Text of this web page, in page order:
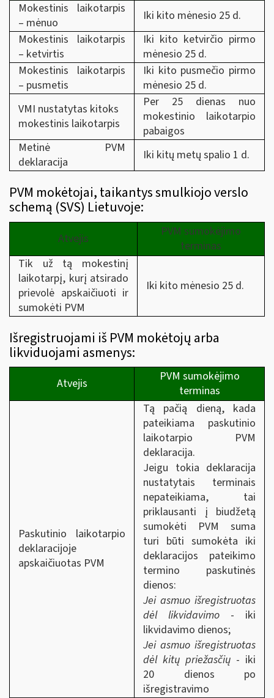
Mokestinis laikotarpis
– mėnuo
Iki kito mėnesio 25 d.
Mokestinis laikotarpis
– ketvirtis
Iki kito ketvirčio pirmo
mėnesio 25 d.
Mokestinis laikotarpis
– pusmetis
Iki kito pusmečio pirmo
mėnesio 25 d.
VMI nustatytas kitoks
mokestinis laikotarpis
Per 25 dienas nuo
mokestinio laikotarpio
pabaigos
Metinė PVM
deklaracija
Iki kitų metų spalio 1 d.
PVM mokėtojai, taikantys smulkiojo verslo
schemą (SVS) Lietuvoje:
Atvejis
PVM sumokėjimo
terminas
Tik už tą mokestinį
laikotarpį, kurį atsirado
prievolė apskaičiuoti ir
sumokėti PVM
Iki kito mėnesio 25 d.
Išregistruojami iš PVM mokėtojų arba
likviduojami asmenys:
Atvejis
PVM sumokėjimo
terminas
Paskutinio laikotarpio
deklaracijoje
apskaičiuotas PVM
Tą pačią dieną, kada
pateikiama paskutinio
laikotarpio PVM
deklaracija.
Jeigu tokia deklaracija
nustatytais terminais
nepateikiama, tai
priklausanti į biudžetą
sumokėti PVM suma
turi būti sumokėta iki
deklaracijos pateikimo
termino paskutinės
dienos:
Jei asmuo išregistruotas
dėl likvidavimo - iki
likvidavimo dienos;
Jei asmuo išregistruotas
dėl kitų priežasčių - iki
20 dienos po
išregistravimo